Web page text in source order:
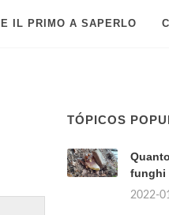
IL PRIMO A SAPERLO
TÓPICOS
funghi
2022-